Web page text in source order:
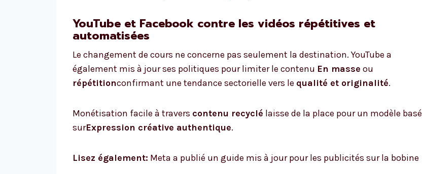
YouTube et Facebook contre les vidéos répétitives et
automatisées
Le changement de cours ne concerne pas seulement la destination. YouTube a
également mis à jour ses politiques pour limiter le contenu En masse ou
répétitionconfirmant une tendance sectorielle vers le qualité et originalité.
Monétisation facile à travers contenu recyclé laisse de la place pour un modèle basé
surExpression créative authentique.
Lisez également: Meta a publié un guide mis à jour pour les publicités sur la bobine